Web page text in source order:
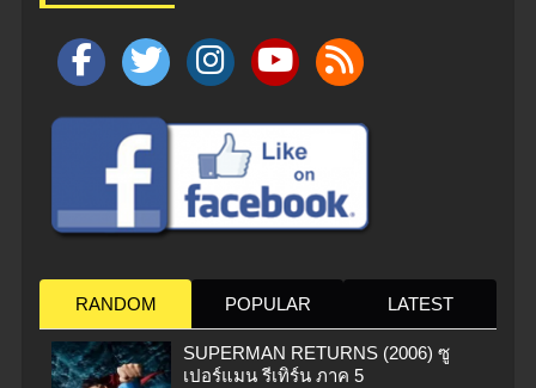
RANDOM POPULAR LATEST
SUPERMAN RETURNS (2006) ซู
เปอร์แมน รีเทิร์น ภาค 5